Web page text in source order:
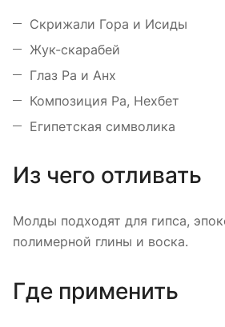
Скрижали Гора и Исиды
Жук-скарабей
Глаз Ра и Анх
Композиция Ра, Нехбет
Египетская символика
Из чего отливать
Молды подходят для гипса,
полимерной глины и воска.
Где применить